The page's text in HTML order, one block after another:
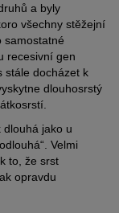
a byly
všechny stěžejní
samostatné
recesivní gen
stále docházet k
dlouhosrstý
dlouhá jako u
Velmi
to, že srst
opravdu